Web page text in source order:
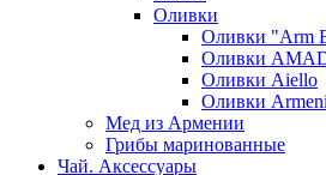
Оливки
Оливки "Arm
Оливки
Оливки Aiello
Оливки
Мед из Армении
Грибы маринованные
Чай. Аксессуары